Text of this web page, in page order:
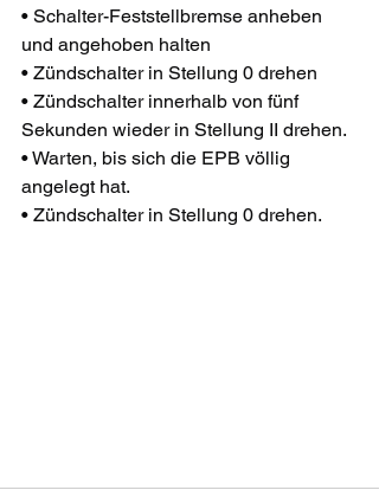
• Schalter-Feststellbremse anheben
und angehoben halten
• Zündschalter in Stellung 0 drehen
• Zündschalter innerhalb von fünf
Sekunden wieder in Stellung II drehen.
• Warten, bis sich die EPB völlig
angelegt hat.
• Zündschalter in Stellung 0 drehen.